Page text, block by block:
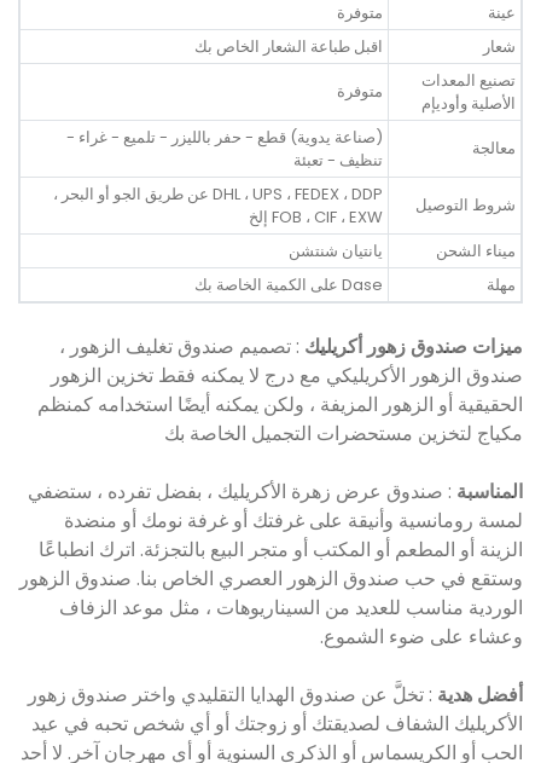
عينة
متوفرة
شعار
اقبل طباعة الشعار الخاص بك
تصنيع المعدات
الأصلية وأوديإم
متوفرة
معالجة
(صناعة يدوية) قطع - حفر بالليزر - تلميع - غراء -
تنظيف - تعبئة
شروط التوصيل
DHL ، UPS ، FEDEX ، DDP عن طريق الجو أو البحر ،
FOB ، CIF ، EXW إلخ
ميناء الشحن
يانتيان شنتشن
مهلة
Dase على الكمية الخاصة بك
ميزات صندوق زهور أكريليك : تصميم صندوق تغليف الزهور ،
صندوق الزهور الأكريليكي مع درج لا يمكنه فقط تخزين الزهور
الحقيقية أو الزهور المزيفة ، ولكن يمكنه أيضًا استخدامه كمنظم
مكياج لتخزين مستحضرات التجميل الخاصة بك
المناسبة : صندوق عرض زهرة الأكريليك ، بفضل تفرده ، ستضفي
لمسة رومانسية وأنيقة على غرفتك أو غرفة نومك أو منضدة
الزينة أو المطعم أو المكتب أو متجر البيع بالتجزئة. اترك انطباعًا
وستقع في حب صندوق الزهور العصري الخاص بنا. صندوق الزهور
الوردية مناسب للعديد من السيناريوهات ، مثل موعد الزفاف
وعشاء على ضوء الشموع.
أفضل هدية : تخلَّ عن صندوق الهدايا التقليدي واختر صندوق زهور
الأكريليك الشفاف لصديقتك أو زوجتك أو أي شخص تحبه في عيد
الحب أو الكريسماس أو الذكرى السنوية أو أي مهرجان آخر. لا أحد